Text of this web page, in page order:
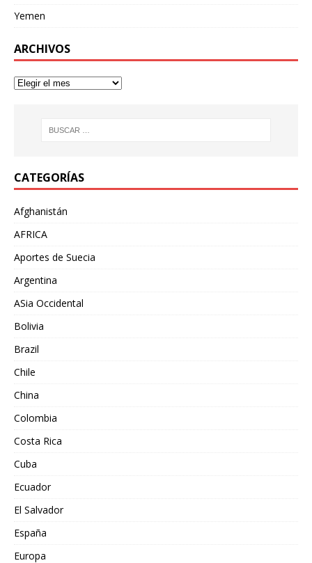
Yemen
ARCHIVOS
CATEGORÍAS
Afghanistán
AFRICA
Aportes de Suecia
Argentina
ASia Occidental
Bolivia
Brazil
Chile
China
Colombia
Costa Rica
Cuba
Ecuador
El Salvador
España
Europa